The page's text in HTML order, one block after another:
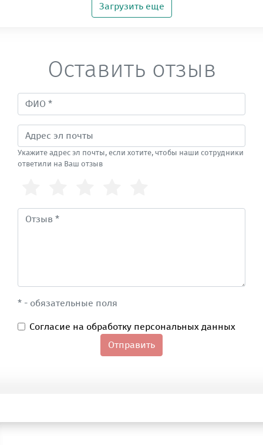
Загрузить еще
Оставить отзыв
Укажите адрес эл почты, если хотите, чтобы наши сотрудники
ответили на Ваш отзыв
* - обязательные поля
Согласие на обработку персональных данных
Отправить